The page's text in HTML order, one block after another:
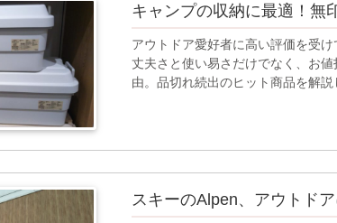
キャンプの収納に最適！無
アウトドア愛好者に高い評価を受
丈夫さと使い易さだけでなく、お
由。品切れ続出のヒット商品を解説
スキーのAlpen、アウトド